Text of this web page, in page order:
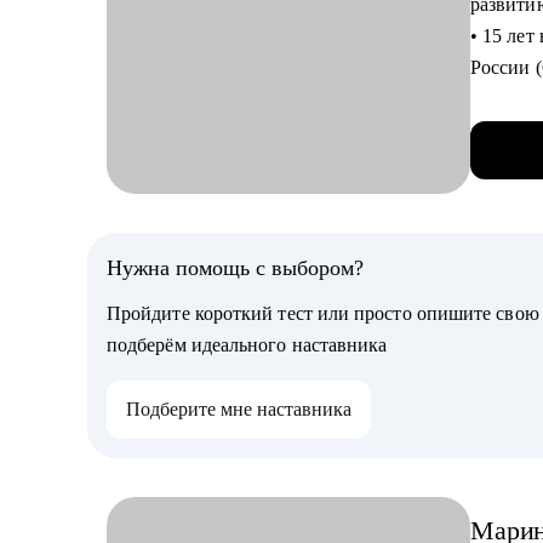
•
• 15
России
•
• Объясню, как
Нужна помощь с выбором?
Пройдите короткий тест или просто опишите
подберём идеального наставника
Подберите мне наставника